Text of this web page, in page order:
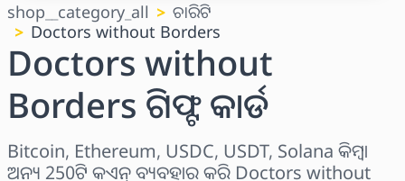
shop__category_all
ଚାରିଟି
Doctors without Borders
Doctors without
Borders ଗିଫ୍ଟ କାର୍ଡ
Bitcoin, Ethereum, USDC, USDT, Solana କିମ୍ବା
ଅନ୍ୟ 250ଟି କଏନ୍ ବ୍ୟବହାର କରି Doctors without